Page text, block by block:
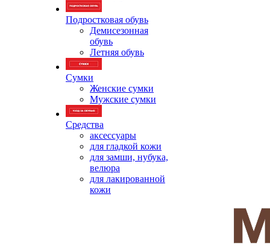
Подростковая обувь
Демисезонная
обувь
Летняя обувь
Сумки
Женские сумки
Мужские сумки
Средства
аксессуары
для гладкой кожи
для замши, нубука,
велюра
для лакированной
кожи